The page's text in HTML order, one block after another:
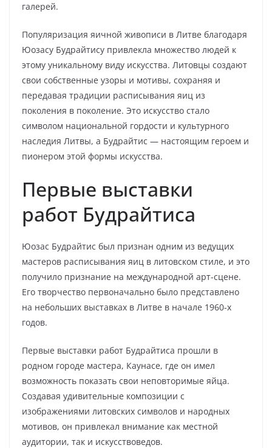
галерей.
Популяризация яичной живописи в Литве благодаря
Юозасу Будрайтису привлекла множество людей к
этому уникальному виду искусства. Литовцы создают
свои собственные узоры и мотивы, сохраняя и
передавая традиции расписывания яиц из
поколения в поколение. Это искусство стало
символом национальной гордости и культурного
наследия Литвы, а Будрайтис — настоящим героем и
пионером этой формы искусства.
Первые выставки
работ Будрайтиса
Юозас Будрайтис был признан одним из ведущих
мастеров расписывания яиц в литовском стиле, и это
получило признание на международной арт-сцене.
Его творчество первоначально было представлено
на небольших выставках в Литве в начале 1960-х
годов.
Первые выставки работ Будрайтиса прошли в
родном городе мастера, Каунасе, где он имел
возможность показать свои неповторимые яйца.
Создавая удивительные композиции с
изображениями литовских символов и народных
мотивов, он привлекал внимание как местной
аудитории, так и искусствоведов.